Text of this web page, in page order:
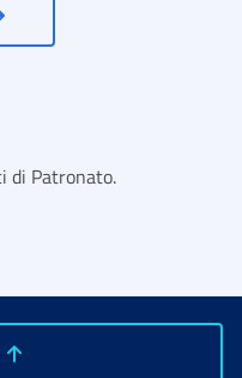
di Patronato.